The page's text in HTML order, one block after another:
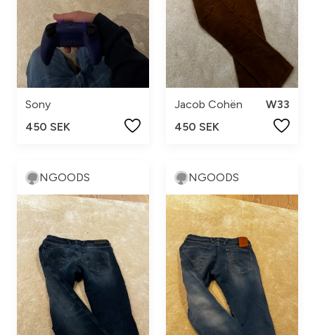
Sony
450 SEK
Jacob Cohën
W33
450 SEK
NGOODS NGOODS